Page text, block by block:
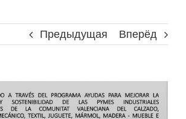
Предыдущая Вперёд